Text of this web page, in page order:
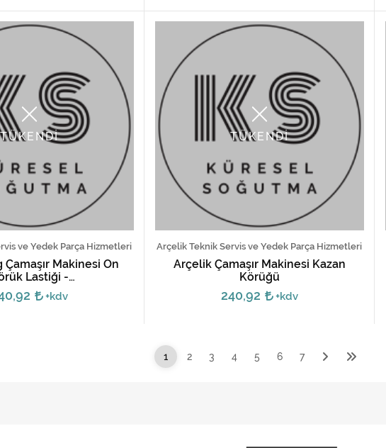
TÜKENDİ
ve Yedek Parça Hizmetleri
Makinesi Ön
Lastiği -
+kdv
TÜKENDİ
Arçelik Teknik Servis ve Yedek Parça Hizmetleri
Arçelik Çamaşır Makinesi Kazan
Körüğü
240,92 +kdv
1 2 3 4 5 6 7